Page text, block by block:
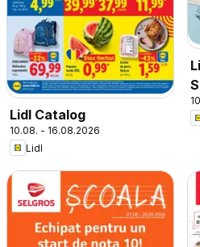
Lidl Catalog
10.08. - 16.08.2026
Lidl